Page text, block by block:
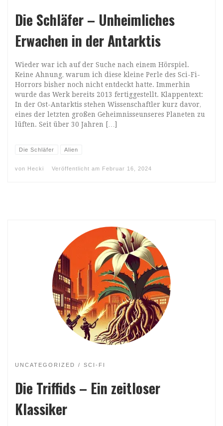
Die Schläfer – Unheimliches
Erwachen in der Antarktis
Wieder war ich auf der Suche nach einem Hörspiel.
Keine Ahnung, warum ich diese kleine Perle des Sci-Fi-
Horrors bisher noch nicht entdeckt hatte. Immerhin
wurde das Werk bereits 2013 fertiggestellt. Klappentext:
In der Ost-Antarktis stehen Wissenschaftler kurz davor,
eines der letzten großen Geheimnisseunseres Planeten zu
lüften. Seit über 30 Jahren […]
Die Schläfer Alien
von Hecki Veröffentlicht am Februar 16, 2024
UNCATEGORIZED SCI-FI
Die Triffids – Ein zeitloser
Klassiker